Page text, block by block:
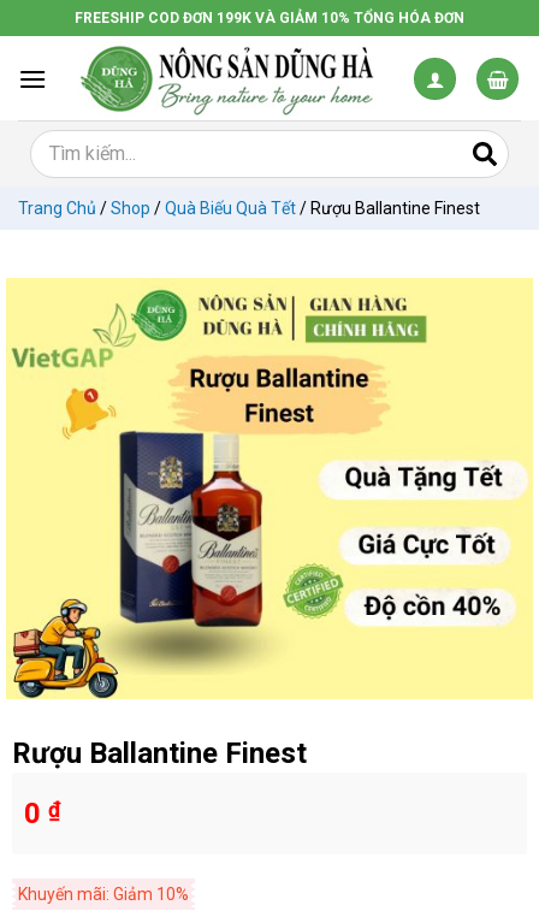
đến
dung
FREESHIP COD ĐƠN 199K VÀ GIẢM 10% TỔNG HÓA ĐƠN
Trang Chủ /Shop /Quà Biếu Quà Tết/ Rượu Ballantine Finest
Rượu Ballantine Finest
0 ₫
Khuyến mãi: Giảm 10%